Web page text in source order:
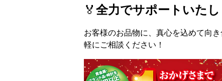
🏅 全力でサポートいたし
お客様のお品物に、真心を込めて向
軽にご相談ください！